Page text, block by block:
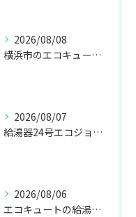
2026/08/08
横浜市のエコキュート補助金活用法
2026/08/07
給湯器24号エコジョーズの省エネ技術解説
2026/08/06
エコキュートの給湯効率と省エネ効果